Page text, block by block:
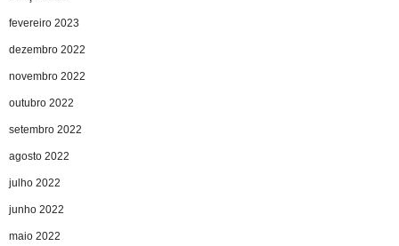
fevereiro 2023
dezembro 2022
novembro 2022
outubro 2022
setembro 2022
agosto 2022
julho 2022
junho 2022
maio 2022